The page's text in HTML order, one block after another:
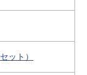
ット）